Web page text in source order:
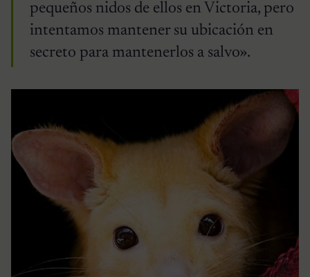
pequeños nidos de ellos en Victoria, pero
intentamos mantener su ubicación en
secreto para mantenerlos a salvo».